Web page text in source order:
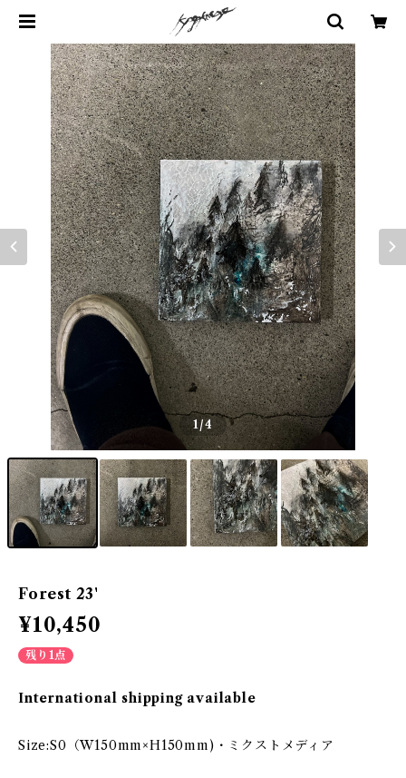
1/4
Forest 23'
¥10,450
残り1点
International shipping available
Size:S0（W150mm×H150mm)・ミクストメディア